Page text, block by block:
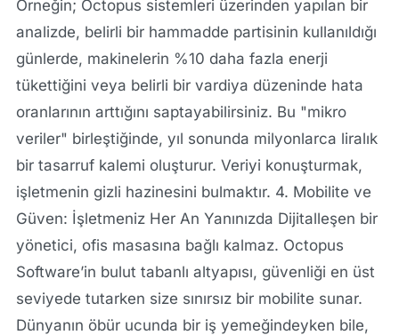
Örneğin; Octopus sistemleri üzerinden yapılan bir
analizde, belirli bir hammadde partisinin kullanıldığı
günlerde, makinelerin %10 daha fazla enerji
tükettiğini veya belirli bir vardiya düzeninde hata
oranlarının arttığını saptayabilirsiniz. Bu "mikro
veriler" birleştiğinde, yıl sonunda milyonlarca liralık
bir tasarruf kalemi oluşturur. Veriyi konuşturmak,
işletmenin gizli hazinesini bulmaktır. 4. Mobilite ve
Güven: İşletmeniz Her An Yanınızda Dijitalleşen bir
yönetici, ofis masasına bağlı kalmaz. Octopus
Software’in bulut tabanlı altyapısı, güvenliği en üst
seviyede tutarken size sınırsız bir mobilite sunar.
Dünyanın öbür ucunda bir iş yemeğindeyken bile,